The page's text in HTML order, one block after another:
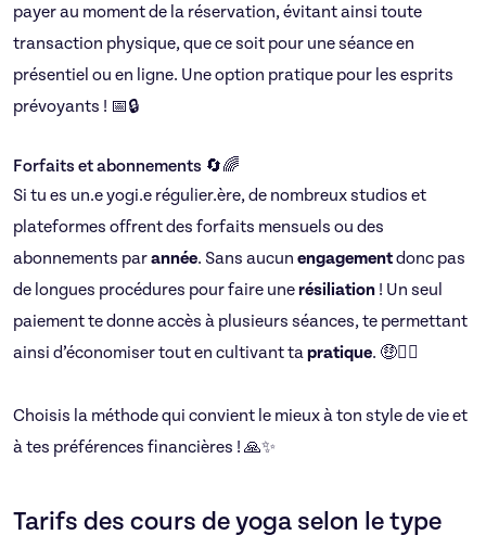
payer au moment de la réservation, évitant ainsi toute
transaction physique, que ce soit pour une séance en
présentiel ou en ligne. Une option pratique pour les esprits
prévoyants ! 📅🔒
Forfaits et abonnements 🔄🌈
Si tu es un.e yogi.e régulier.ère, de nombreux studios et
plateformes offrent des forfaits mensuels ou des
abonnements parannée. Sans aucun engagementdonc pas
de longues procédures pour faire unerésiliation ! Un seul
paiement te donne accès à plusieurs séances, te permettant
ainsi d’économiser tout en cultivant tapratique. 🤑🧘‍♀️
Choisis la méthode qui convient le mieux à ton style de vie et
à tes préférences financières ! 🙏✨
Tarifs des cours de yoga selon le type